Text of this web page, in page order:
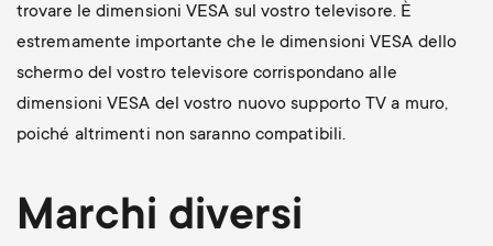
trovare le dimensioni VESA sul vostro televisore. È
estremamente importante che le dimensioni VESA dello
schermo del vostro televisore corrispondano alle
dimensioni VESA del vostro nuovo supporto TV a muro,
poiché altrimenti non saranno compatibili.
Marchi diversi